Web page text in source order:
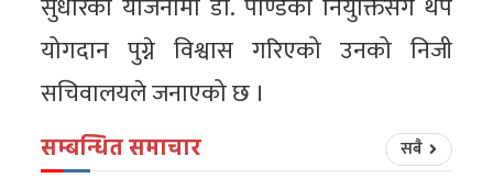
योगदान पुग्ने विश्वास गरिएको उनको निजी
सचिवालयले जनाएको छ ।
सम्बन्धित समाचार सबै